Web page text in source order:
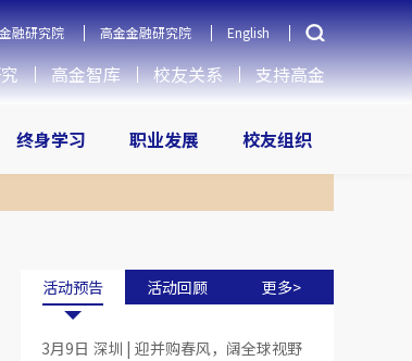
融研究院 高金金融研究院 English
高金智库 校友关系 支持高金
终身学习 职业发展 校友组织
活动预告 活动回顾 更多>
3月9日 深圳 | 迎并购春风，阔全球视野